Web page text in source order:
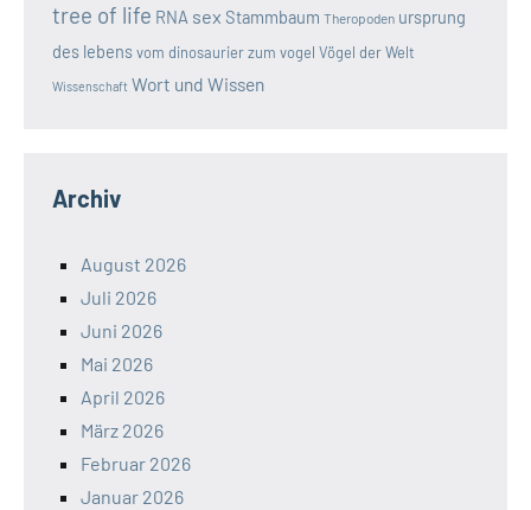
tree of life RNA sex Stammbaum Theropoden ursprung
des lebensvom dinosaurier zum vogel Vögel der Welt
Wissenschaft Wort und Wissen
Archiv
August 2026
Juli 2026
Juni 2026
Mai 2026
April 2026
März 2026
Februar 2026
Januar 2026